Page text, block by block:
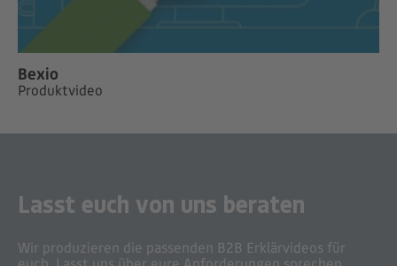
Bexio
Produktvideo
Lasst euch von uns beraten
Wir produzieren die passenden B2B Erklärvideos für